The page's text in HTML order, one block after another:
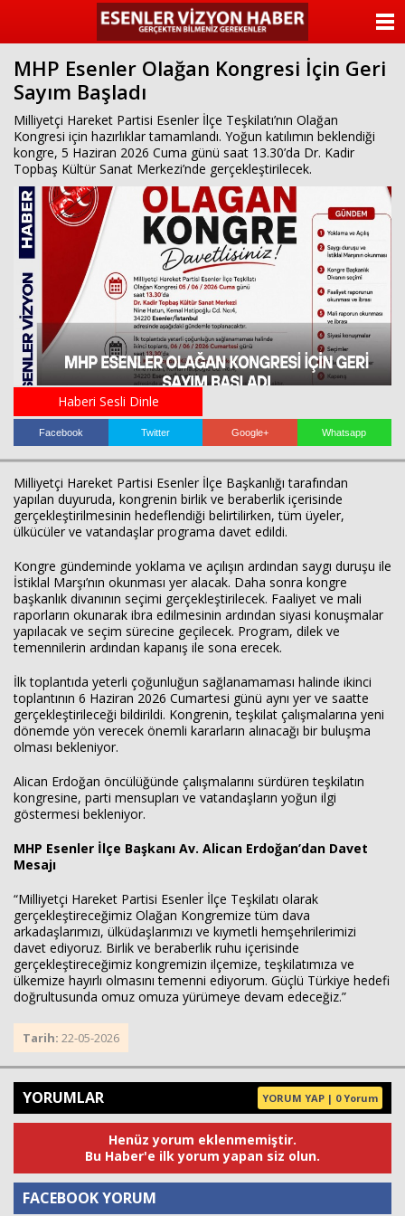
MHP Esenler Olağan Kongresi İçin Geri
Sayım Başladı
Milliyetçi Hareket Partisi Esenler İlçe Teşkilatı’nın Olağan
Kongresi için hazırlıklar tamamlandı. Yoğun katılımın beklendiği
kongre, 5 Haziran 2026 Cuma günü saat 13.30’da Dr. Kadir
Topbaş Kültür Sanat Merkezi’nde gerçekleştirilecek.
Haberi Sesli Dinle
Facebook Twitter Google+ Whatsapp
Milliyetçi Hareket Partisi Esenler İlçe Başkanlığı tarafından
yapılan duyuruda, kongrenin birlik ve beraberlik içerisinde
gerçekleştirilmesinin hedeflendiği belirtilirken, tüm üyeler,
ülkücüler ve vatandaşlar programa davet edildi.
Kongre gündeminde yoklama ve açılışın ardından saygı duruşu ile
İstiklal Marşı’nın okunması yer alacak. Daha sonra kongre
başkanlık divanının seçimi gerçekleştirilecek. Faaliyet ve mali
raporların okunarak ibra edilmesinin ardından siyasi konuşmalar
yapılacak ve seçim sürecine geçilecek. Program, dilek ve
temennilerin ardından kapanış ile sona erecek.
İlk toplantıda yeterli çoğunluğun sağlanamaması halinde ikinci
toplantının 6 Haziran 2026 Cumartesi günü aynı yer ve saatte
gerçekleştirileceği bildirildi. Kongrenin, teşkilat çalışmalarına yeni
dönemde yön verecek önemli kararların alınacağı bir buluşma
olması bekleniyor.
Alican Erdoğan öncülüğünde çalışmalarını sürdüren teşkilatın
kongresine, parti mensupları ve vatandaşların yoğun ilgi
göstermesi bekleniyor.
MHP Esenler İlçe Başkanı Av. Alican Erdoğan’dan Davet
Mesajı
“Milliyetçi Hareket Partisi Esenler İlçe Teşkilatı olarak
gerçekleştireceğimiz Olağan Kongremize tüm dava
arkadaşlarımızı, ülküdaşlarımızı ve kıymetli hemşehrilerimizi
davet ediyoruz. Birlik ve beraberlik ruhu içerisinde
gerçekleştireceğimiz kongremizin ilçemize, teşkilatımıza ve
ülkemize hayırlı olmasını temenni ediyorum. Güçlü Türkiye hedefi
doğrultusunda omuz omuza yürümeye devam edeceğiz.”
Tarih: 22-05-2026
YORUMLAR YORUM YAP | 0 Yorum
Henüz yorum eklenmemiştir.
Bu Haber'e ilk yorum yapan siz olun.
FACEBOOK YORUM
ANASAYFA
KATEGORİLER
ANKETLER
FOTO GALERİ
VİDEO GALERİ
İLETİŞİM
Haberin Doğru Adresi.